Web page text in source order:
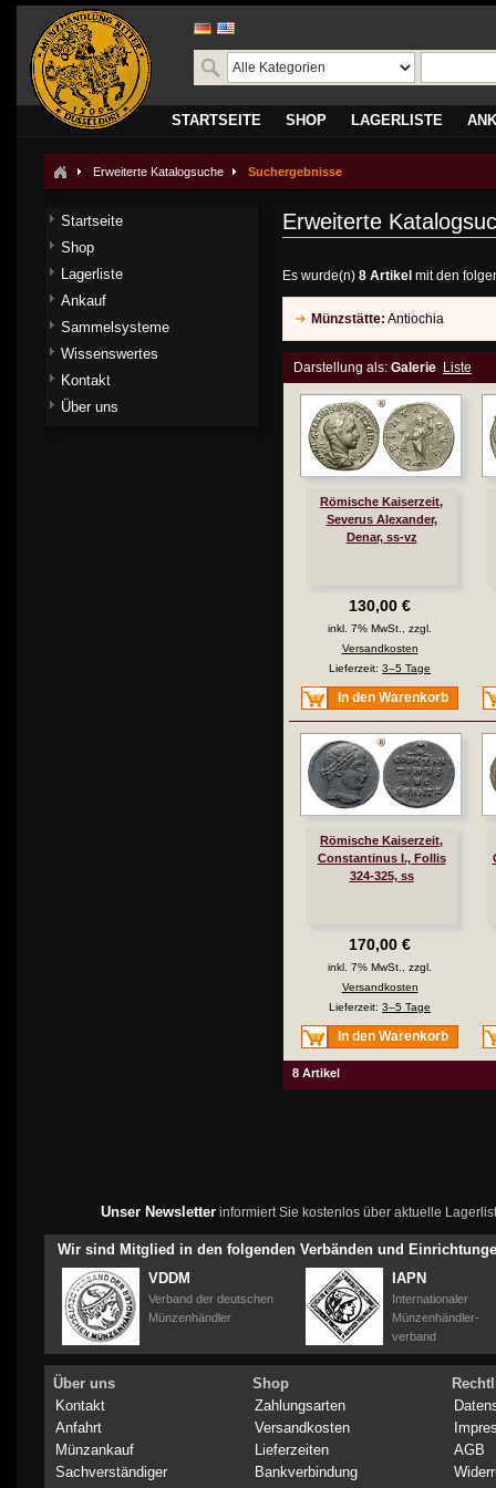
STARTSEITE SHOP LAGERLISTE
Erweiterte Katalogsuche Suchergebnisse
Erweiterte
Es wurde(n) 8 Artikel mit den
Münzstätte: Antiochia
Darstellung als: Galerie Liste
Römische Kaiserzeit,
Severus Alexander,
Denar, ss-vz
130,00 €
inkl. 7% MwSt., zzgl.
Versandkosten
Lieferzeit: 3–5 Tage
In den Warenkorb
Römische Kaiserzeit,
Constantinus I., Follis
324-325, ss
170,00 €
inkl. 7% MwSt., zzgl.
Versandkosten
Lieferzeit: 3–5 Tage
In den Warenkorb
8 Artikel
Startseite
Shop
Lagerliste
Ankauf
Sammelsysteme
Wissenswertes
Kontakt
Über uns
Unser Newsletterinformiert Sie kostenlos über aktuelle
Wir sind Mitglied in den folgenden Verbänden und
VDDM
Verband der deutschen
Münzenhändler
IAPN
Internationaler
Münzenhändler-
verband
Über uns
Kontakt
Anfahrt
Münzankauf
Sachverständiger
Shop
Zahlungsarten
Versandkosten
Lieferzeiten
Bankverbindung
AGB